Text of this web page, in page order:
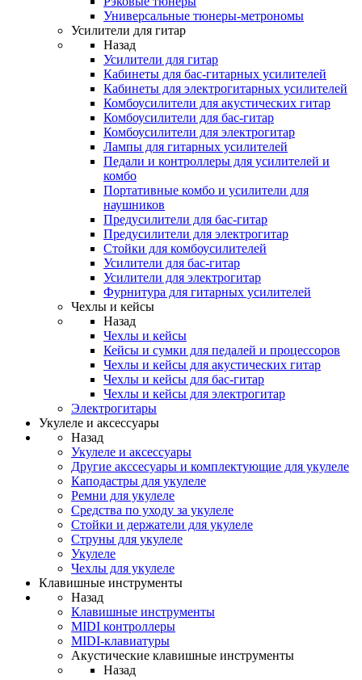
Универсальные тюнеры-метрономы
Усилители для гитар
Назад
Усилители для гитар
Кабинеты для бас-гитарных усилителей
Кабинеты для электрогитарных усилителей
Комбоусилители для акустических гитар
Комбоусилители для бас-гитар
Комбоусилители для электрогитар
Лампы для гитарных усилителей
Педали и контроллеры для усилителей и
комбо
Портативные комбо и усилители для
наушников
Предусилители для бас-гитар
Предусилители для электрогитар
Стойки для комбоусилителей
Усилители для бас-гитар
Усилители для электрогитар
Фурнитура для гитарных усилителей
Чехлы и кейсы
Назад
Чехлы и кейсы
Кейсы и сумки для педалей и процессоров
Чехлы и кейсы для акустических гитар
Чехлы и кейсы для бас-гитар
Чехлы и кейсы для электрогитар
Электрогитары
Укулеле и аксессуары
Назад
Укулеле и аксессуары
Другие акссесуары и комплектующие для укулеле
Каподастры для укулеле
Ремни для укулеле
Средства по уходу за укулеле
Стойки и держатели для укулеле
Струны для укулеле
Укулеле
Чехлы для укулеле
Клавишные инструменты
Назад
Клавишные инструменты
MIDI контроллеры
MIDI-клавиатуры
Акустические клавишные инструменты
Назад